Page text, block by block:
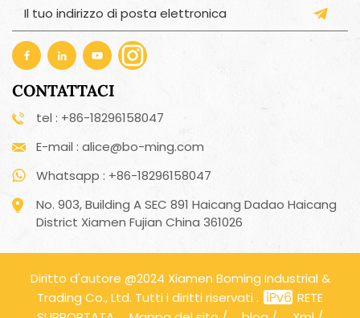
CONTATTACI
tel : +86-18296158047
E-mail : alice@bo-ming.com
Whatsapp : +86-18296158047
No. 903, Building A SEC 891 Haicang Dadao Haicang
District Xiamen Fujian China 361026
Diritto d'autore @2024 Xiamen Boming Industrial &
Trading Co., Ltd. Tutti i diritti riservati .
RETE